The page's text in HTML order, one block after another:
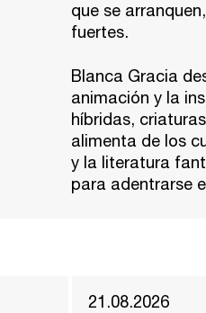
que se
fuertes.
Blanca Gracia
animación y la
híbridas,
alimenta de los
y la literatura
para adentrarse
21.08.2026